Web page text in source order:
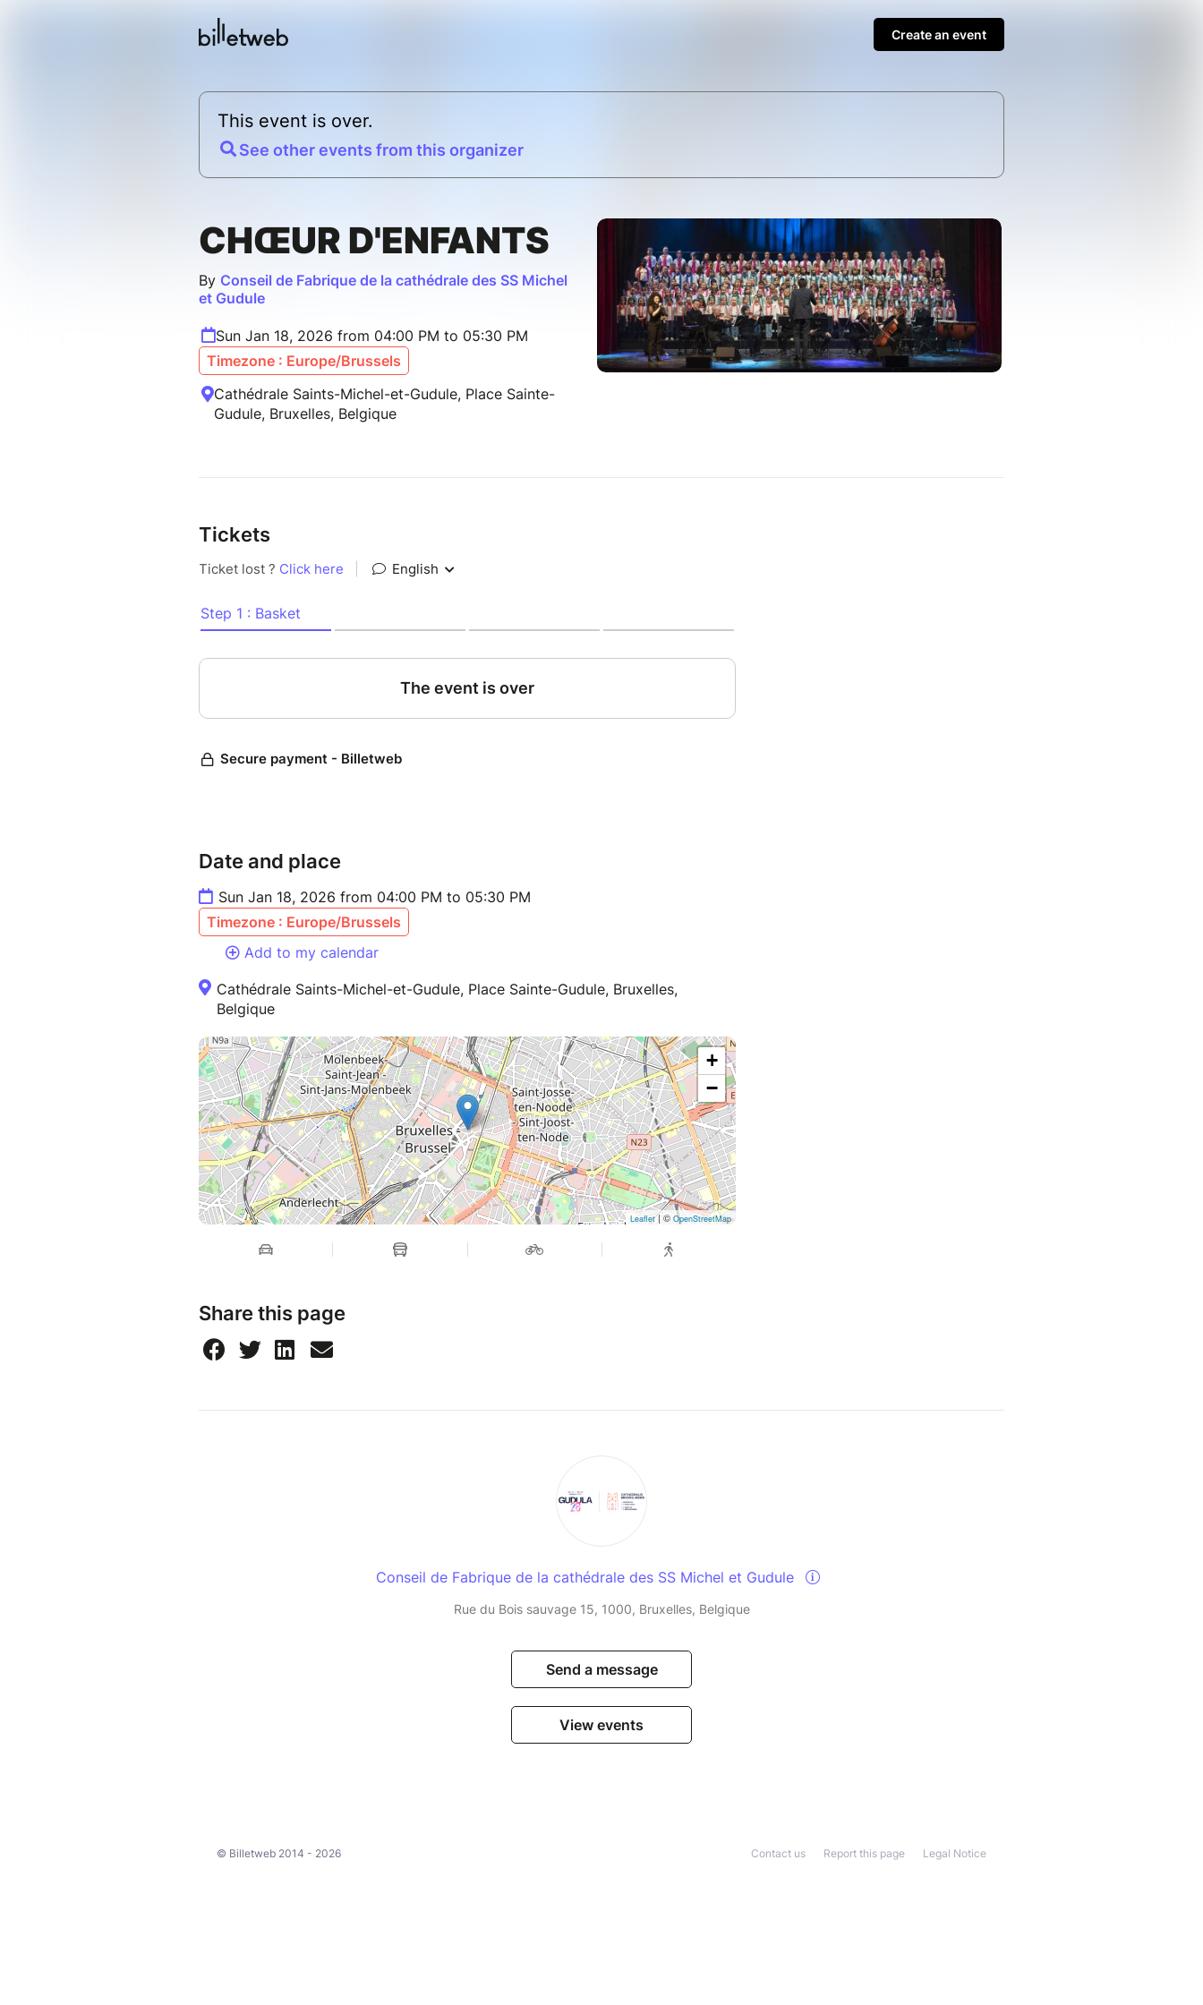
Create an event
This event is over.
See other events from this organizer
CHŒUR D'ENFANTS
By Conseil de Fabrique de la cathédrale des SS Michel
et Gudule
Sun Jan 18, 2026 from 04:00 PM to 05:30 PM
Timezone : Europe/Brussels
Cathédrale Saints-Michel-et-Gudule, Place Sainte-
Gudule, Bruxelles, Belgique
Tickets
Date and place
Sun Jan 18, 2026 from 04:00 PM to 05:30 PM
Timezone : Europe/Brussels
Add to my calendar
Cathédrale Saints-Michel-et-Gudule, Place Sainte-Gudule, Bruxelles,
Belgique
+
−
Leaflet| © OpenStreetMap
Share this page
Conseil de Fabrique de la cathédrale des SS Michel et Gudule
Rue du Bois sauvage 15, 1000, Bruxelles, Belgique
Send a message
View events
© Billetweb 2014 - 2026 Legal Notice
Report this page
Contact us